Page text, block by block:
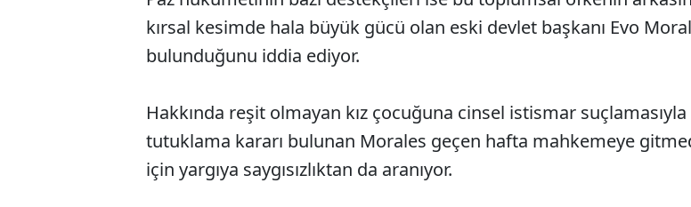
kırsal kesimde hala büyük gücü olan eski devlet başkanı Evo
bulunduğunu iddia ediyor.
Hakkında reşit olmayan kız çocuğuna cinsel istismar suçlamasıyla
tutuklama kararı bulunan Morales geçen hafta mahkemeye
için yargıya saygısızlıktan da aranıyor.